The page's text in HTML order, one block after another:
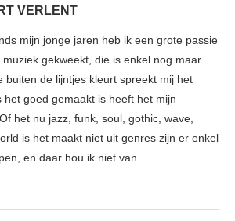
VERLENT
mijn jonge jaren heb ik een grote passie
muziek gekweekt, die is enkel nog maar
buiten de lijntjes kleurt spreekt mij het
het goed gemaakt is heeft het mijn
het nu jazz, funk, soul, gothic, wave,
is het maakt niet uit genres zijn er enkel
en daar hou ik niet van.